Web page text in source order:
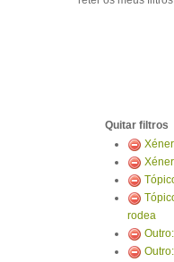
Quitar filtros
rodea